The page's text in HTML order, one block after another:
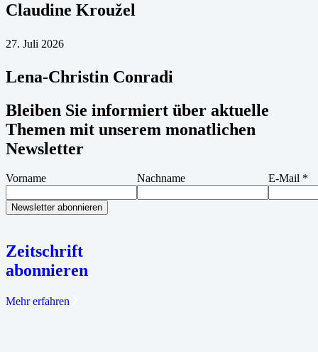
Claudine Kroužel
27. Juli 2026
Lena-Christin Conradi
Bleiben Sie informiert über aktuelle
Themen mit unserem monatlichen
Newsletter
Vorname Nachname E-Mail *
Zeitschrift
abonnieren
Mehr erfahren